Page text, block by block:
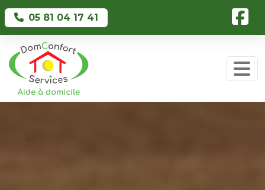
Skip to main content
05 81 04 17 41